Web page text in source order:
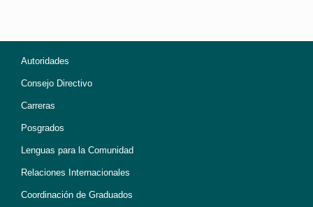
Autoridades
Consejo Directivo
Carreras
Posgrados
Lenguas para la Comunidad
Relaciones Internacionales
Coordinación de Graduados